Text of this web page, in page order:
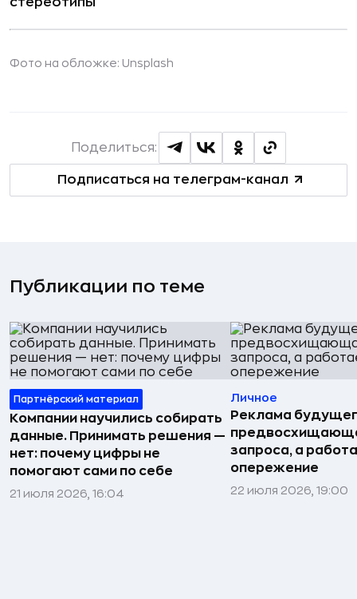
Фото на обложке: Unsplash
Подписаться на телеграм-канал
Поделиться:
Публикации по теме
Партнёрский материал
Компании научились собирать
данные. Принимать решения —
нет: почему цифры не
помогают сами по себе
21 июля 2026, 16:04
Личное
Реклама
запроса, а
опережение
22 июля 2026, 19:00